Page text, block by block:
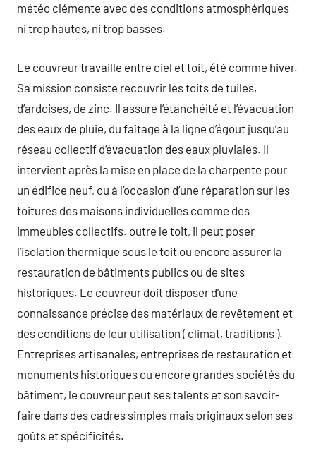
météo clémente avec des conditions atmosphériques
ni trop hautes, ni trop basses.
Le couvreur travaille entre ciel et toit, été comme hiver.
Sa mission consiste recouvrir les toits de tuiles,
d’ardoises, de zinc. Il assure l’étanchéité et l’évacuation
des eaux de pluie, du faîtage à la ligne d’égout jusqu’au
réseau collectif d’évacuation des eaux pluviales. Il
intervient après la mise en place de la charpente pour
un édifice neuf, ou à l’occasion d’une réparation sur les
toitures des maisons individuelles comme des
immeubles collectifs. outre le toit, il peut poser
l’isolation thermique sous le toit ou encore assurer la
restauration de bâtiments publics ou de sites
historiques. Le couvreur doit disposer d’une
connaissance précise des matériaux de revêtement et
des conditions de leur utilisation ( climat, traditions ).
Entreprises artisanales, entreprises de restauration et
monuments historiques ou encore grandes sociétés du
bâtiment, le couvreur peut ses talents et son savoir-
faire dans des cadres simples mais originaux selon ses
goûts et spécificités.